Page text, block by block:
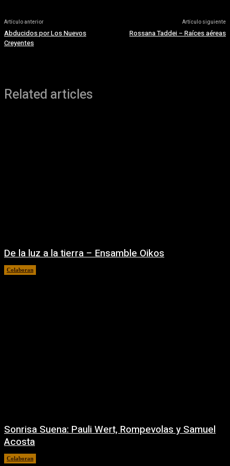
Artículo anterior
Abducidos por Los Nuevos
Creyentes
Artículo siguiente
Rossana Taddei – Raíces aéreas
Related articles
De la luz a la tierra – Ensamble Oikos
Colaboran
Sonrisa Suena: Pauli Wert, Rompevolas y Samuel
Acosta
Colaboran